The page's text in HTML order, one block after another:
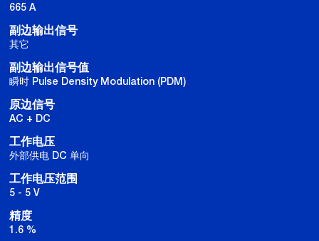
665 A
副边输出信号
其它
副边输出信号值
瞬时 Pulse Density Modulation (PDM)
原边信号
AC + DC
工作电压
外部供电 DC 单向
工作电压范围
5 - 5 V
精度
1.6 %